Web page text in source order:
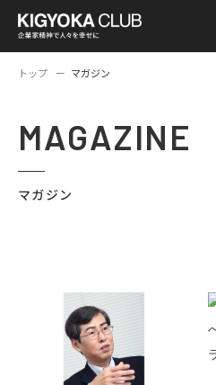
トップ マガジン
MAGAZINE
マガジン